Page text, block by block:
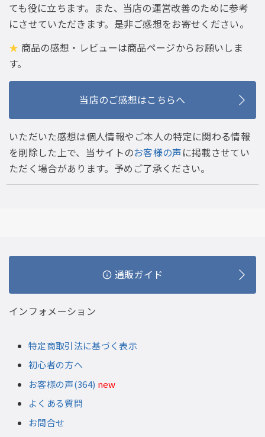
ても役に立ちます。また、当店の運営改善のために参考
にさせていただきます。是非ご感想をお寄せください。
★ 商品の感想・レビューは商品ページからお願いしま
す。
当店のご感想はこちらへ
いただいた感想は個人情報やご本人の特定に関わる情報
を削除した上で、当サイトのお客様の声に掲載させてい
ただく場合があります。予めご了承ください。
通販ガイド
インフォメーション
特定商取引法に基づく表示
初心者の方へ
お客様の声(364) new
よくある質問
お問合せ